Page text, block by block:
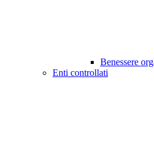
Benessere
Enti controllati